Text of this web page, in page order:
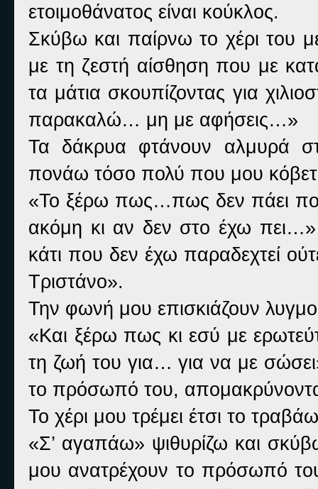
ετοιμοθάνατος είναι κούκλος.
Σκύβω και παίρνω το χέρι του
με τη ζεστή αίσθηση που με
τα μάτια σκουπίζοντας για
παρακαλώ… μη με αφήσεις…»
Τα δάκρυα φτάνουν αλμυρά
πονάω τόσο πολύ που μου
«Το ξέρω πως…πως δεν πάει
ακόμη κι αν δεν στο έχω πει…»
κάτι που δεν έχω παραδεχτεί
Τριστάνο».
Την φωνή μου επισκιάζουν
«Και ξέρω πως κι εσύ με
τη ζωή του για… για να με
το πρόσωπό του,
Το χέρι μου τρέμει έτσι το
«Σ’ αγαπάω» ψιθυρίζω και
μου ανατρέχουν το πρόσωπό